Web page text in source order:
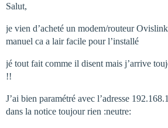
Salut,
je vien d’acheté un modem/routeur
manuel ca a lair facile pour l’installé
jé tout fait comme il disent mais j’arrive
!!
J’ai bien paramétré avec l’adresse
dans la notice toujour rien :neutre: